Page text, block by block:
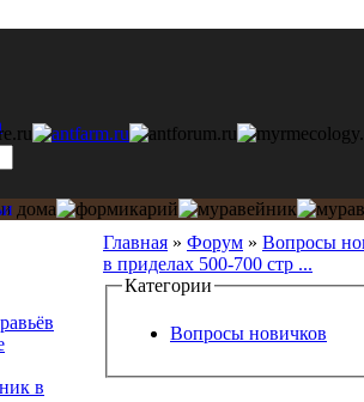
Главная » Форум » Вопросы
в приделах 500-700 стр ...
Категории
Вопросы новичков
в